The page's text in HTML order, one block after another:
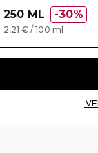
250 ML 30%
2,21 € / 100 ml